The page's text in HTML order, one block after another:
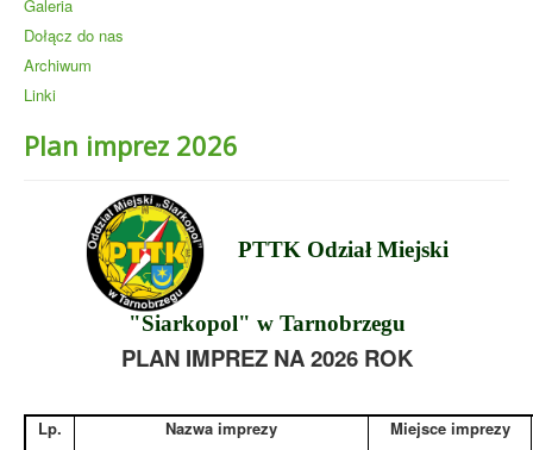
Galeria
Dołącz do nas
Archiwum
Linki
Plan imprez 2026
PTTK Odział Miejski
"Siarkopol" w Tarnobrzegu
PLAN IMPREZ NA 2026 ROK
Lp. Nazwa imprezy
Miejsce imprezy